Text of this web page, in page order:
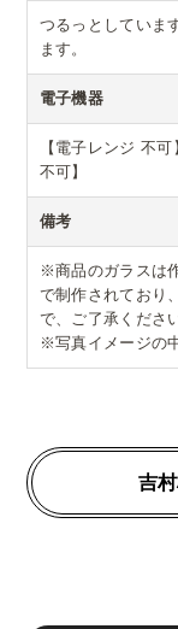
つるっとしていま
ます。
電子機器
【電子レンジ 不
不可】
備考
※商品のガラスは
で制作されており
で、ご了承くださ
※写真イメージの
吉